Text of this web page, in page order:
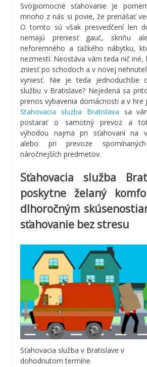
Svojpomocné sťahovanie je
mnoho z nás si povie, že prenášať
O tomto sú však presvedčení len
nemajú preniesť gauč, skriňu
neforemného a ťažkého nábytku,
nezmestí. Neostáva vám teda nič
zniesť po schodoch a v novej
vyniesť. Nie je teda jednoduchšie
službu v Bratislave? Nejedená sa
prenos vybavenia domácnosti a v hre
Stahovacia sluzba Bratislava sa
postarať o samotný prevoz a
výhodou najmä pri sťahovaní na
alebo pri prevoze
náročnejších predmetov.
Sťahovacia služba
poskytne želaný
dlhoročným
sťahovanie bez stresu
Sťahovacia služba v Bratislave v
dohodnutom termíne